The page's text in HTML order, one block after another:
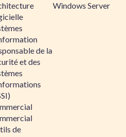
de la
et des
de
Windows Server